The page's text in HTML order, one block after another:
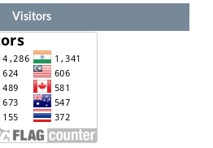
Visitors